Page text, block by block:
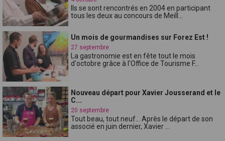
Ils se sont rencontrés en 2004 en participant
tous les deux au concours de Meill...
Un mois de gourmandises sur Forez Est !
27 septembre
La gastronomie est en fête tout le mois
d'octobre grâce à l'Office de Tourisme F...
Nouveau départ pour Xavier Jousserand et le
C...
20 septembre
Tout beau, tout neuf... Après le départ de son
associé en juin dernier, Xavier ...